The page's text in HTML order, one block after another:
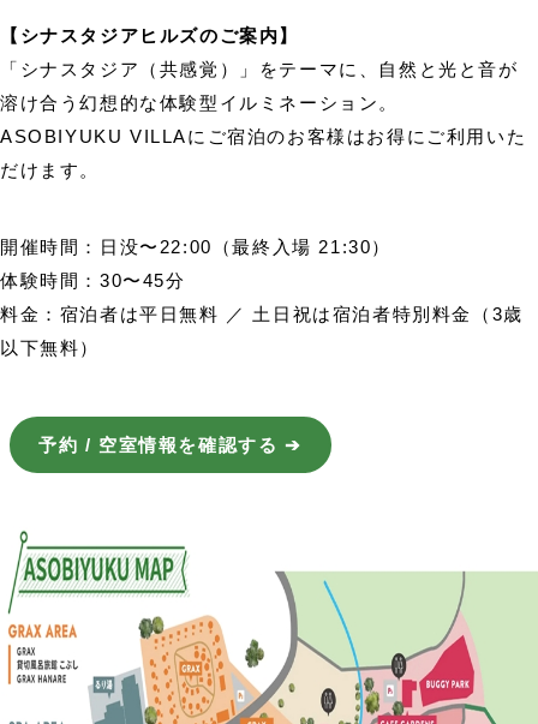
【シナスタジアヒルズのご案内】
「シナスタジア（共感覚）」をテーマに、自然と光と音が
溶け合う幻想的な体験型イルミネーション。
ASOBIYUKU VILLAにご宿泊のお客様はお得にご利用いた
だけます。
開催時間：日没〜22:00（最終入場 21:30）
体験時間：30〜45分
料金：宿泊者は平日無料 ／ 土日祝は宿泊者特別料金（3歳
以下無料）
予約 / 空室情報を確認する ➔